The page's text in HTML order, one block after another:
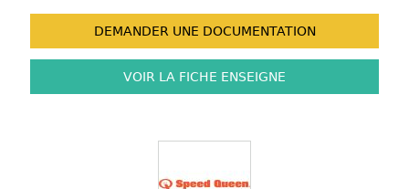
DEMANDER UNE DOCUMENTATION
VOIR LA FICHE ENSEIGNE